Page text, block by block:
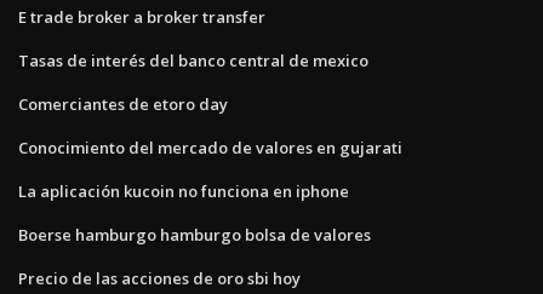
E trade broker a broker transfer
Tasas de interés del banco central de mexico
Comerciantes de etoro day
Conocimiento del mercado de valores en gujarati
La aplicación kucoin no funciona en iphone
Boerse hamburgo hamburgo bolsa de valores
Precio de las acciones de oro sbi hoy